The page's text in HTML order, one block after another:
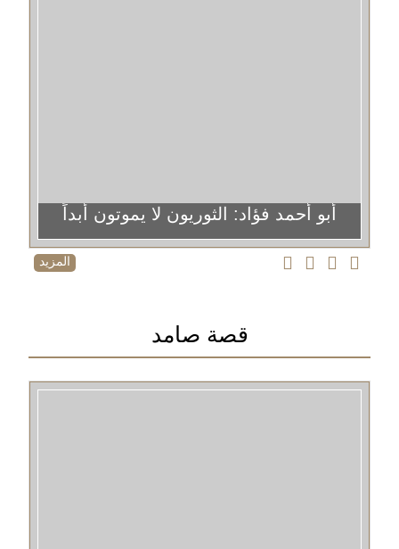
أبو أحمد فؤاد: الثوريون لا يموتون أبداً
المزيد
قصة صامد